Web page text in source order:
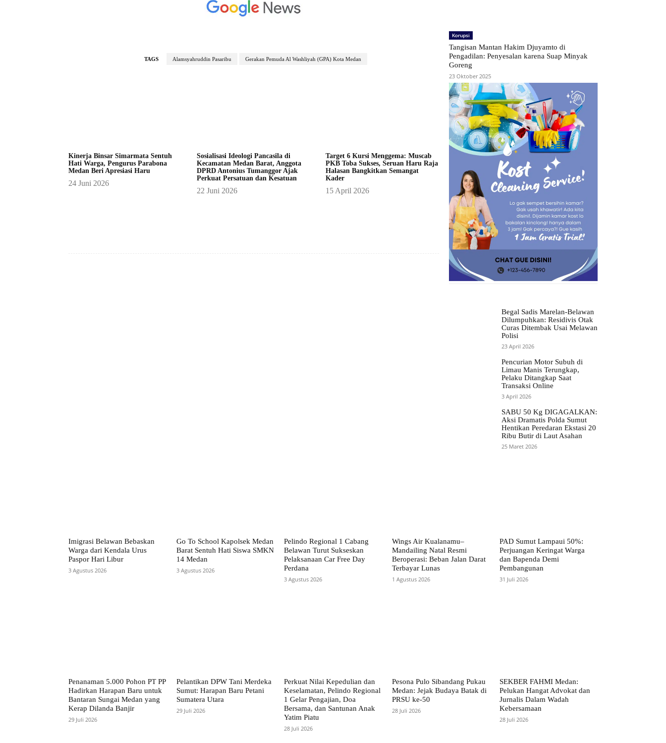
TAGS Alamsyahruddin Pasaribu Gerakan Pemuda Al Washliyah (GPA) Kota Medan
Kinerja Binsar Simarmata Sentuh
Hati Warga, Pengurus Parabona
Medan Beri Apresiasi Haru
24 Juni 2026
Sosialisasi Ideologi Pancasila di
Kecamatan Medan Barat, Anggota
DPRD Antonius Tumanggor Ajak
Perkuat Persatuan dan Kesatuan
22 Juni 2026
Target 6 Kursi Menggema: Muscab
PKB Toba Sukses, Seruan Haru Raja
Halasan Bangkitkan Semangat
Kader
15 April 2026
Korupsi
Tangisan Mantan Hakim Djuyamto di
Pengadilan: Penyesalan karena Suap Minyak
Goreng
23 Oktober 2025
Begal Sadis Marelan-Belawan
Dilumpuhkan: Residivis Otak
Curas Ditembak Usai Melawan
Polisi
23 April 2026
Pencurian Motor Subuh di
Limau Manis Terungkap,
Pelaku Ditangkap Saat
Transaksi Online
3 April 2026
SABU 50 Kg DIGAGALKAN:
Aksi Dramatis Polda Sumut
Hentikan Peredaran Ekstasi 20
Ribu Butir di Laut Asahan
25 Maret 2026
Imigrasi Belawan Bebaskan
Warga dari Kendala Urus
Paspor Hari Libur
3 Agustus 2026
Go To School Kapolsek Medan
Barat Sentuh Hati Siswa SMKN
14 Medan
3 Agustus 2026
Pelindo Regional 1 Cabang
Belawan Turut Sukseskan
Pelaksanaan Car Free Day
Perdana
3 Agustus 2026
Wings Air Kualanamu–
Mandailing Natal Resmi
Beroperasi: Beban Jalan Darat
Terbayar Lunas
1 Agustus 2026
PAD Sumut Lampaui 50%:
Perjuangan Keringat Warga
dan Bapenda Demi
Pembangunan
31 Juli 2026
Penanaman 5.000 Pohon PT PP
Hadirkan Harapan Baru untuk
Bantaran Sungai Medan yang
Kerap Dilanda Banjir
29 Juli 2026
Pelantikan DPW Tani Merdeka
Sumut: Harapan Baru Petani
Sumatera Utara
29 Juli 2026
Perkuat Nilai Kepedulian dan
Keselamatan, Pelindo Regional
1 Gelar Pengajian, Doa
Bersama, dan Santunan Anak
Yatim Piatu
28 Juli 2026
Pesona Pulo Sibandang Pukau
Medan: Jejak Budaya Batak di
PRSU ke-50
28 Juli 2026
SEKBER FAHMI Medan:
Pelukan Hangat Advokat dan
Jurnalis Dalam Wadah
Kebersamaan
28 Juli 2026